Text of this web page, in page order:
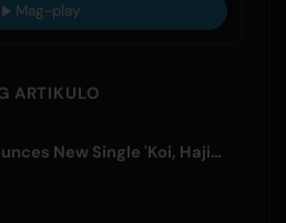
Mag-play
ARTIKULO
=LOVE Announces New Single 'Koi, Hajimemashita.' and Tokyo Dome Concerts